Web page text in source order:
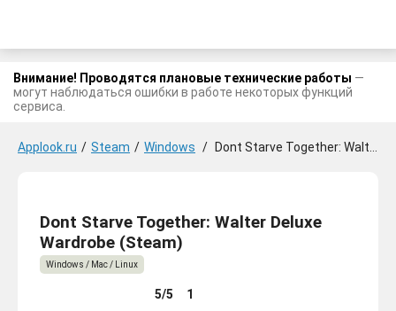
Внимание! Проводятся плановые технические работы —
могут наблюдаться ошибки в работе некоторых функций
сервиса.
Applook.ru / Steam / Windows / Dont Starve Together: Walter Deluxe Wardrobe
Dont Starve Together: Walter Deluxe
Wardrobe (Steam)
Windows / Mac / Linux
5/5 1